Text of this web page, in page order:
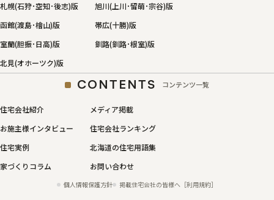
札幌(石狩･空知･後志)版
旭川(上川･留萌･宗谷)版
函館(渡島･檜山)版
帯広(十勝)版
室蘭(胆振･日高)版
釧路(釧路･根室)版
北見(オホーツク)版
CONTENTS コンテンツ一覧
住宅会社紹介
メディア掲載
お施主様インタビュー
住宅会社ランキング
住宅実例
北海道の住宅用語集
家づくりコラム
お問い合わせ
個人情報保護方針 掲載住宅会社の皆様へ［利用規約］